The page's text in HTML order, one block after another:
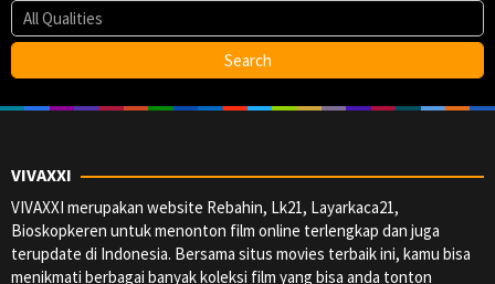
VIVAXXI
VIVAXXI merupakan website Rebahin, Lk21, Layarkaca21,
Bioskopkeren untuk menonton film online terlengkap dan juga
terupdate di Indonesia. Bersama situs movies terbaik ini, kamu bisa
menikmati berbagai banyak koleksi film yang bisa anda tonton